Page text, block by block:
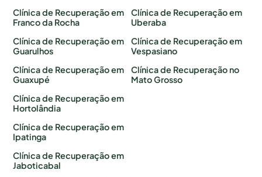
Clínica de Recuperação em
Franco da Rocha
Clínica de Recuperação em
Guarulhos
Clínica de Recuperação em
Guaxupé
Clínica de Recuperação em
Hortolândia
Clínica de Recuperação em
Ipatinga
Clínica de Recuperação em
Jaboticabal
Clínica de Recuperação em
Uberaba
Clínica de Recuperação em
Vespasiano
Clínica de Recuperação no
Mato Grosso